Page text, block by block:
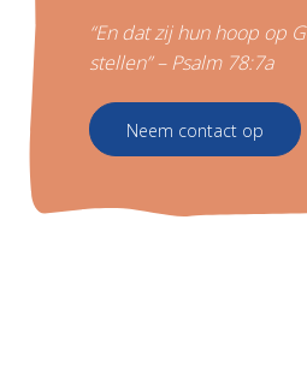
“En dat zij hun hoop op
stellen” – Psalm 78:7a
Neem contact op